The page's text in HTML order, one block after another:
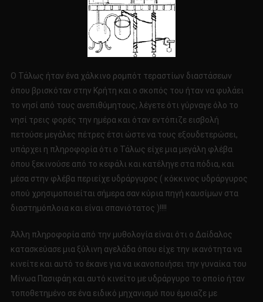
Ο Τάλως ήταν ένα χάλκινο ρομπότ τεραστίων διαστάσεων
όπου βρισκόταν στην Κρήτη και ο σκοπός του ήταν να φυλάει
το νησί από τους ανεπιθύμητους, λέγετε ότι γύρναγε όλο το
νησί τρεις φορές την ημέρα και όταν εντόπιζε εισβολή
πετούσε μεγάλες πέτρες έτσι ώστε να τους εξουδετερώσει,
υπάρχει η πληροφορία ότι ο Τάλως είχε μια μεγάλη φλέβα
όπου ξεκινούσε από το κεφάλι και κατέληγε στα πόδια, και
μέσα στην φλέβα περιείχε υδράργυρος ( κόκκινος υδράργυρος
οπού χρησιμοποιείται σήμερα σαν κύρια πηγή καυσίμων στα
διαστημόπλοια και είναι σπανιότατος )!!!!
Άλλη πληροφορία από την μυθολογία είναι ότι ο Δαίδαλος
κατασκεύασε μια ξύλινη αγελάδα όπου είχε την ικανότητα να
κινείτε και αυτό το έκανε για να ικανοποιήσει την γυναίκα του
Μίνωα Πασιφάη και αυτό κινείτο με υδράργυρο το οποίο ήταν
τοποθετημένο σε ένα ειδικό μηχανισμό που έμοιαζε με